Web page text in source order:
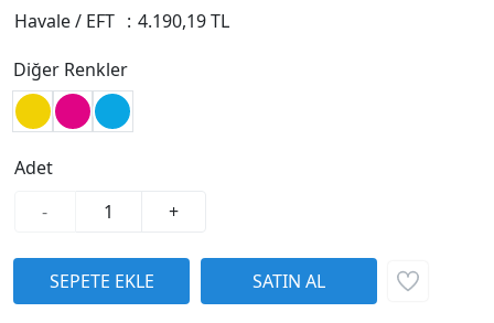
Havale / EFT : 4.190,19 TL
Diğer Renkler
Adet
-
+